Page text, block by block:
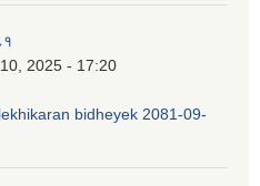
2025 - 17:20
bidheyek 2081-09-